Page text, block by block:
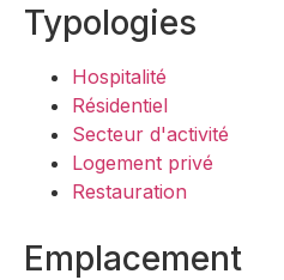
Typologies
Hospitalité
Résidentiel
Secteur d'activité
Logement privé
Restauration
Emplacement